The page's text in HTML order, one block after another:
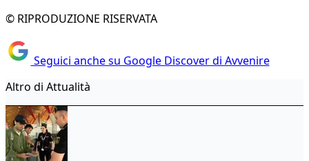
© RIPRODUZIONE RISERVATA
Seguici anche su Google Discover di Avvenire
Altro di Attualità